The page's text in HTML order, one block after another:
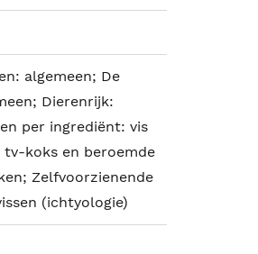
algemeen; De
Dierenrijk:
per ingrediënt: vis
tv-koks en beroemde
Zelfvoorzienende
(ichtyologie)